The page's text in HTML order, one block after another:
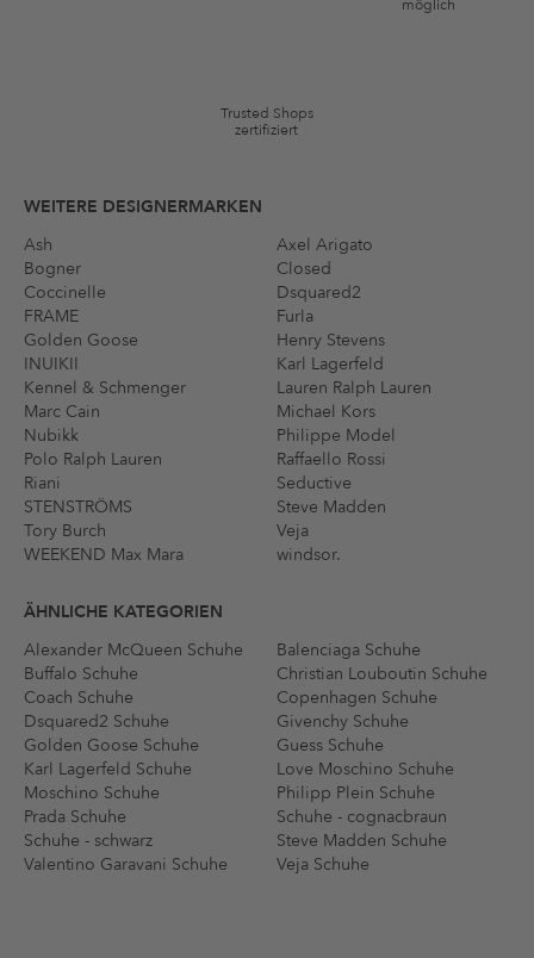
möglich
Trusted Shops
zertifiziert
WEITERE DESIGNERMARKEN
Ash
Axel Arigato
Bogner
Closed
Coccinelle
Dsquared2
FRAME
Furla
Golden Goose
Henry Stevens
INUIKII
Karl Lagerfeld
Kennel & Schmenger
Lauren Ralph Lauren
Marc Cain
Michael Kors
Nubikk
Philippe Model
Polo Ralph Lauren
Raffaello Rossi
Riani
Seductive
STENSTRÖMS
Steve Madden
Tory Burch
Veja
WEEKEND Max Mara
windsor.
ÄHNLICHE KATEGORIEN
Alexander McQueen Schuhe
Balenciaga Schuhe
Buffalo Schuhe
Christian Louboutin Schuhe
Coach Schuhe
Copenhagen Schuhe
Dsquared2 Schuhe
Givenchy Schuhe
Golden Goose Schuhe
Guess Schuhe
Karl Lagerfeld Schuhe
Love Moschino Schuhe
Moschino Schuhe
Philipp Plein Schuhe
Prada Schuhe
Schuhe - cognacbraun
Schuhe - schwarz
Steve Madden Schuhe
Valentino Garavani Schuhe
Veja Schuhe